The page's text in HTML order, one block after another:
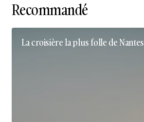
Recommandé
La croisière la plus folle de Nantes